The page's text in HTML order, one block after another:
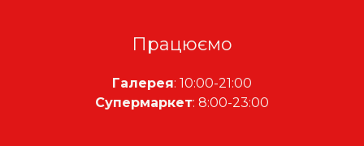
Працюємо
Галерея: 10:00-21:00
Супермаркет: 8:00-23:00